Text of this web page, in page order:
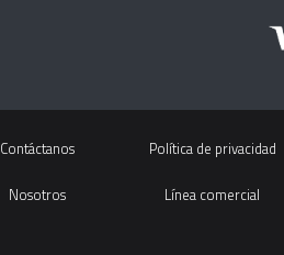
Contáctanos
Nosotros
Política de privacidad
Línea comercial